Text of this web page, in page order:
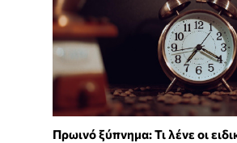
Πρωινό ξύπνημα: Τι λένε οι